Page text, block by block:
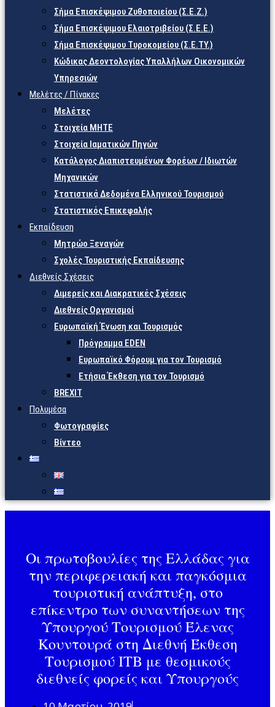
Σήμα Επισκέψιμου Ζυθοποιείου (Σ.Ε.Ζ.)
Σήμα Επισκέψιμου Ελαιοτριβείου (Σ.Ε.Ε.)
Σήμα Επισκέψιμου Τυροκομείου (Σ.Ε.TY.)
Κώδικας Δεοντολογίας Υπαλλήλων Οικονομικών
Υπηρεσιών
Μελέτες / Πίνακες
Μελέτες
Στοιχεία ΜΗΤΕ
Στοιχεία Ιαματικών Πηγών
Κατάλογος Διαπιστευμένων Φορέων / Ιδιωτών
Μηχανικών
Στατιστικά Δεδομένα Ελληνικού Τουρισμού
Στατιστικός Επικεφαλής
Εκπαίδευση
Μητρώο Ξεναγών
Σχολές Τουριστικής Εκπαίδευσης
Διεθνείς Σχέσεις
Διμερείς και Διακρατικές Σχέσεις
Διεθνείς Οργανισμοί
Ευρωπαϊκή Ένωση και Τουρισμός
Πρόγραμμα EDEN
Ευρωπαϊκό Φόρουμ για τον Τουρισμό
Ετήσια Έκθεση για τον Τουρισμό
BREXIT
Πολυμέσα
Φωτογραφίες
Βίντεο
Οι πρωτοβουλίες της Ελλάδας για
την περιφερειακή και παγκόσμια
τουριστική ανάπτυξη, στο
επίκεντρο των συναντήσεων της
Υπουργού Τουρισμού Έλενας
Κουντουρά στη Διεθνή Έκθεση
Τουρισμού ΙΤΒ με θεσμικούς
διεθνείς φορείς και Υπουργούς